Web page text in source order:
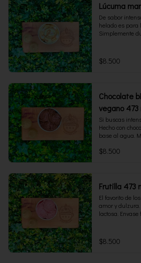
Lúcuma
De sabor
helado es para
Simplemente
$8.500
Chocolate
vegano 473
Si buscas
Hecho con
base al agua.
veganos.
porciones
$8.500
Frutilla 473
El favorito de
amor y
lactosa.
$8.500